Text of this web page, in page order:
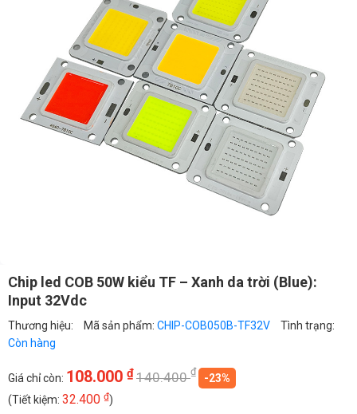
Chip led COB 50W kiểu TF – Xanh da trời (Blue):
Input 32Vdc
Thương hiệu: Mã sản phẩm: CHIP-COB050B-TF32V
Tình trạng:
Còn hàng
Giá chỉ còn: 108.000 ₫140.400₫
-23%
(Tiết kiệm: 32.400 ₫)